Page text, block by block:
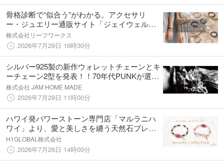
骨格診断で“似合う”がわかる。アクセサリ
ー・ジュエリー通販サイト「ジェイウェル」
が提案する骨格タイプ別アイテム
株式会社リーフワークス
2026年7月29日 16時30分
シルバー925製の新作ウォレットチェーンとキ
ーチェーン2型を発表！！70年代PUNKが選ん
だ負けない構造。JAM HOME MADEのビクタ
ーチェーン！2026年7月31日（金）より発売
開始
株式会社 JAM HOME MADE
2026年7月29日 11時00分
ハワイ発パワーストーン専門店「マルラニハ
ワイ」より、愛と美しさを纏う天然石ブレス
レット「Rosalia Collection」新登場！表参道
店・ルクアイーレ店でも同時発売！【文字刻
印承ります】
H1GLOBAL株式会社
2026年7月26日 14時00分